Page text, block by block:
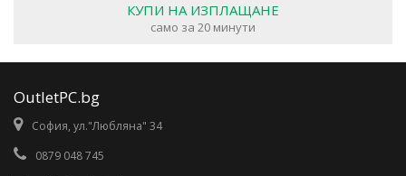
КУПИ НА ИЗПЛАЩАНЕ
само за 20 минути
OutletPC.bg
София, ул."Любляна" 34
0879 048 745